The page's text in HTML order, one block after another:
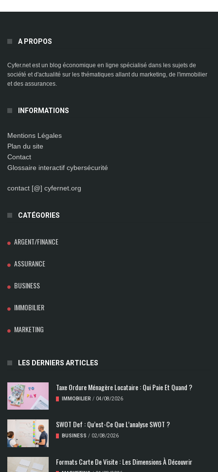
A PROPOS
Cyfer.net est un blog économique en ligne spécialisé dans les sujets de
société et d'actualité sur les thématiques allant du marketing, de l'immobilier
et des assurances.
INFORMATIONS
Mentions Légales
Plan du site
Contact
Glossaire interactif cybersécurité
contact [@] cyfernet.org
CATÉGORIES
ARGENT/FINANCE
ASSURANCE
BUSINESS
IMMOBILIER
MARKETING
LES DERNIERS ARTICLES
Taxe Ordure Ménagère Locataire : Qui Paie Et Quand ?
IMMOBILIER / 04/08/2026
SWOT Def : Qu’est-Ce Que L’analyse SWOT ?
BUSINESS / 02/08/2026
Formats Carte De Visite : Les Dimensions À Découvrir